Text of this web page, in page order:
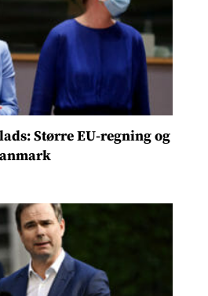
Større EU-regning og